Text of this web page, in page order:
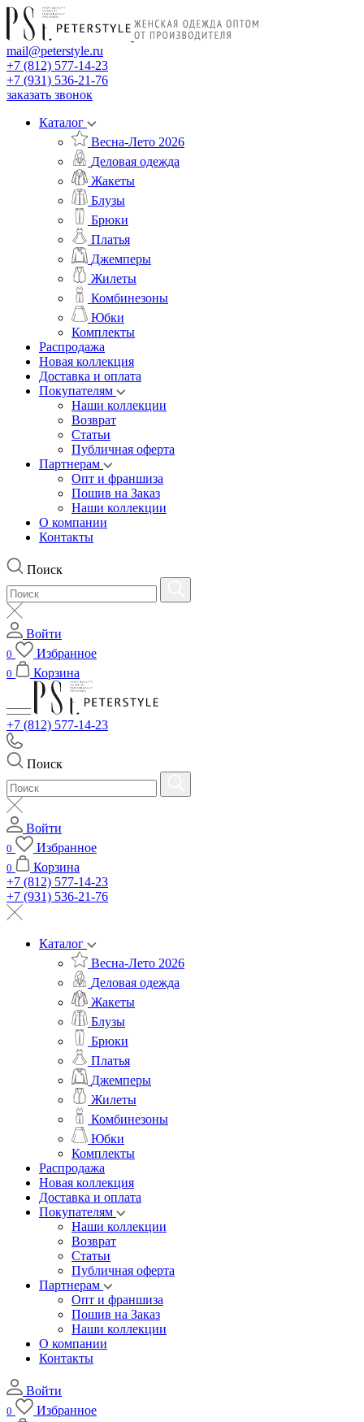
mail@peterstyle.ru
+7 (812) 577-14-23
+7 (931) 536-21-76
заказать звонок
Каталог
Весна-Лето 2026
Деловая одежда
Жакеты
Блузы
Брюки
Платья
Джемперы
Жилеты
Комбинезоны
Юбки
Комплекты
Распродажа
Новая коллекция
Доставка и оплата
Покупателям
Наши коллекции
Возврат
Статьи
Публичная оферта
Партнерам
Опт и франшиза
Пошив на Заказ
Наши коллекции
О компании
Контакты
Поиск
Войти
0 Избранное
0 Корзина
+7 (812) 577-14-23
Поиск
Войти
0 Избранное
0
Корзина
+7 (812) 577-14-23
+7 (931) 536-21-76
Каталог
Весна-Лето 2026
Деловая одежда
Жакеты
Блузы
Брюки
Платья
Джемперы
Жилеты
Комбинезоны
Юбки
Комплекты
Распродажа
Новая коллекция
Доставка и оплата
Покупателям
Наши коллекции
Возврат
Статьи
Публичная оферта
Партнерам
Опт и франшиза
Пошив на Заказ
Наши коллекции
О компании
Контакты
Войти
0 Избранное